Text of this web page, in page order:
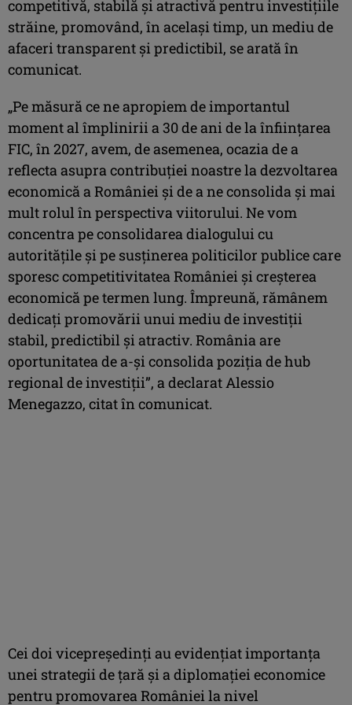
competitivă, stabilă şi atractivă pentru investiţiile
străine, promovând, în acelaşi timp, un mediu de
afaceri transparent şi predictibil, se arată în
comunicat.
„Pe măsură ce ne apropiem de importantul
moment al împlinirii a 30 de ani de la înfiinţarea
FIC, în 2027, avem, de asemenea, ocazia de a
reflecta asupra contribuţiei noastre la dezvoltarea
economică a României şi de a ne consolida şi mai
mult rolul în perspectiva viitorului. Ne vom
concentra pe consolidarea dialogului cu
autorităţile şi pe susţinerea politicilor publice care
sporesc competitivitatea României şi creşterea
economică pe termen lung. Împreună, rămânem
dedicaţi promovării unui mediu de investiţii
stabil, predictibil şi atractiv. România are
oportunitatea de a-şi consolida poziţia de hub
regional de investiţii”, a declarat Alessio
Menegazzo, citat în comunicat.
Cei doi vicepreşedinţi au evidenţiat importanţa
unei strategii de ţară şi a diplomaţiei economice
pentru promovarea României la nivel